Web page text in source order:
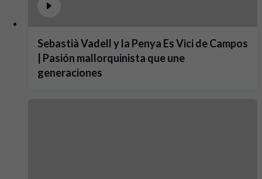
Sebastià Vadell y la Penya Es Vici de Campos
| Pasión mallorquinista que une
generaciones